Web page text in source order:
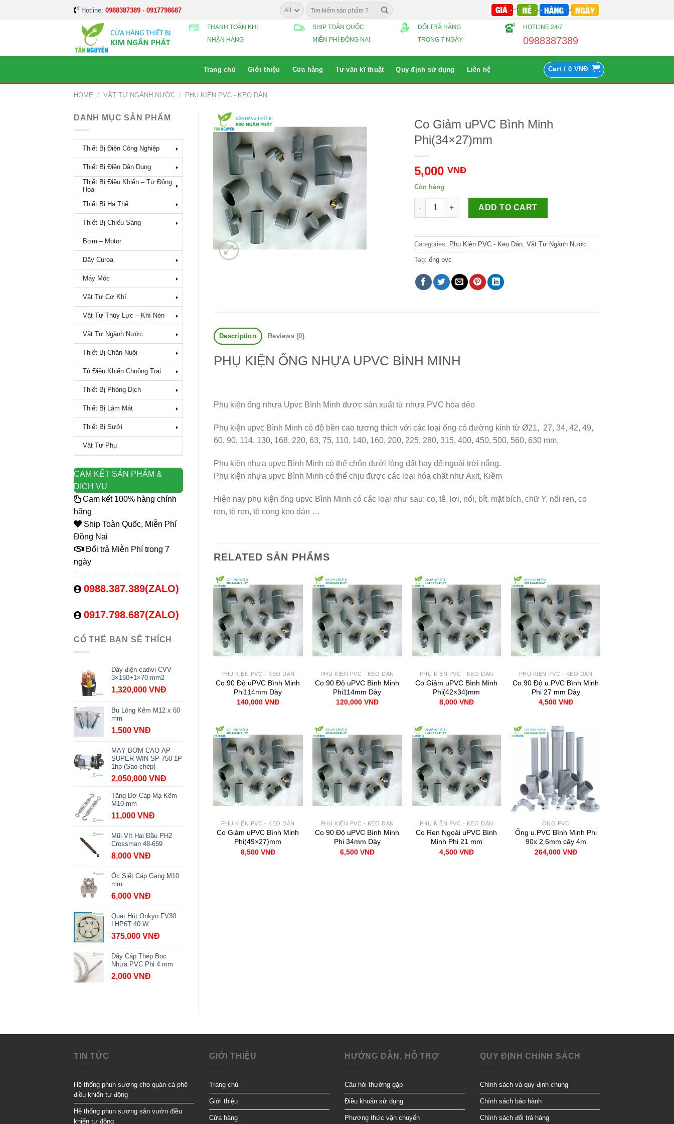
Hotline: 0988387389 - 0917798687
Search
for:
THANH TOÁN KHI
NHẬN HÀNG
SHIP TOÀN QUỐC
MIỄN PHÍ ĐỒNG NAI
ĐỔI TRẢ HÀNG
TRONG 7 NGÀY
HOTLINE 24/7
0988387389
Trang chủ Giới thiệu Cửa hàng Tư vấn kĩ thuật Quy định sử dụng Liên hệ Cart / 0 VNĐ
HOME / VẬT TƯ NGÀNH NƯỚC / PHỤ KIỆN PVC - KEO DÁN
DANH MỤC SẢN PHẨM
Thiết Bị Điện Công Nghiệp
Thiết Bị Điện Dân Dụng
Thiết Bị Điều Khiển – Tự Động
Hóa
Thiết Bị Hạ Thế
Thiết Bị Chiếu Sáng
Bơm – Motor
Dây Curoa
Máy Móc
Vật Tư Cơ Khí
Vật Tư Thủy Lực – Khí Nén
Vật Tư Ngành Nước
Thiết Bị Chăn Nuôi
Tủ Điều Khiển Chuồng Trại
Thiết Bị Phòng Dịch
Thiết Bị Làm Mát
Thiết Bị Sưởi
Vật Tư Phụ
CAM KẾT SẢN PHẨM &
DỊCH VỤ
Cam kết 100% hàng chính
hãng
Ship Toàn Quốc, Miễn Phí
Đồng Nai
Đổi trả Miễn Phí trong 7
ngày
0988.387.389(ZALO)
0917.798.687(ZALO)
CÓ THỂ BẠN SẼ THÍCH
Dây điện cadivi CVV
3×150+1×70 mm2
1,320,000 VNĐ
Bu Lông Kẽm M12 x 60
mm
1,500 VNĐ
MÁY BƠM CAO ÁP
SUPER WIN SP-750 1P
1hp (Sao chép)
2,050,000 VNĐ
Tăng Đơ Cáp Mạ Kẽm
M10 mm
11,000 VNĐ
Mũi Vít Hai Đầu PH2
Crossman 48-659
8,000 VNĐ
Ốc Siết Cáp Gang M10
mm
6,000 VNĐ
Quạt Hút Onkyo FV30
LHP6T 40 W
375,000 VNĐ
Dây Cáp Thép Bọc
Nhựa PVC Phi 4 mm
2,000 VNĐ
Co Giảm uPVC Bình Minh
Phi(34×27)mm
5,000VNĐ
Còn hàng
Co Giảm uPVC Bình Minh Phi(34x27)mm Số lượng
ADD TO CART
Categories: Phụ Kiện PVC - Keo Dán ,Vật Tư Ngành Nước
Tag:ống pvc
Description Reviews (0)
PHỤ KIỆN ỐNG NHỰA UPVC BÌNH MINH
Phụ kiện ống nhựa Upvc Bình Minh được sản xuất từ nhựa PVC hóa dẻo
Phụ kiện upvc Bình Minh có độ bền cao tương thích với các loại ống có đường kính từ Ø21, 27, 34, 42, 49,
60, 90, 114, 130, 168, 220, 63, 75, 110, 140, 160, 200, 225, 280, 315, 400, 450, 500, 560, 630 mm.
Phụ kiện nhựa upvc Bình Minh có thể chôn dưới lòng đất hay để ngoài trời nắng.
Phụ kiện nhựa upvc Bình Minh có thể chịu được các loại hóa chất như Axit, Kiềm
Hiện nay phụ kiện ống upvc Bình Minh có các loại như sau: co, tê, lơi, nối, bít, mặt bích, chữ Y, nối ren, co
ren, tê ren, tê cong keo dán …
RELATED SẢN PHẨMS
PHỤ KIỆN PVC - KEO DÁN
Co 90 Độ uPVC Bình Minh
Phi114mm Dày
140,000 VNĐ
PHỤ KIỆN PVC - KEO DÁN
Co 90 Độ uPVC Bình Minh
Phi114mm Dày
120,000 VNĐ
PHỤ KIỆN PVC - KEO DÁN
Co Giảm uPVC Bình Minh
Phi(42×34)mm
8,000 VNĐ
PHỤ KIỆN PVC - KEO DÁN
Co 90 Độ u.PVC Bình Minh
Phi 27 mm Dày
4,500 VNĐ
PHỤ KIỆN PVC - KEO DÁN
Co Giảm uPVC Bình Minh
Phi(49×27)mm
8,500 VNĐ
PHỤ KIỆN PVC - KEO DÁN
Co 90 Độ uPVC Bình Minh
Phi 34mm Dày
6,500 VNĐ
PHỤ KIỆN PVC - KEO DÁN
Co Ren Ngoài uPVC Bình
Minh Phi 21 mm
4,500 VNĐ
ỐNG PVC
Ống u.PVC Bình Minh Phi
90x 2.6mm cây 4m
264,000 VNĐ
TIN TỨC
Hệ thống phun sương cho quán cà phê
điều khiển tự động
Hệ thống phun sương sân vườn điều
khiển tự động
GIỚI THIỆU
Trang chủ
Giới thiệu
Cửa hàng
HƯỚNG DẪN, HỖ TRỢ
Câu hỏi thường gặp
Điều khoản sử dụng
Phương thức vận chuyển
QUY ĐỊNH CHÍNH SÁCH
Chính sách và quy định chung
Chính sách bảo hành
Chính sách đổi trả hàng